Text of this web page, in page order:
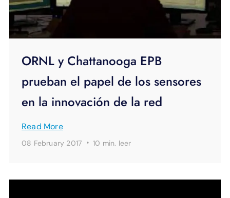
ORNL y Chattanooga EPB
prueban el papel de los sensores
en la innovación de la red
Read More
08 February 2017 · 10 min. leer